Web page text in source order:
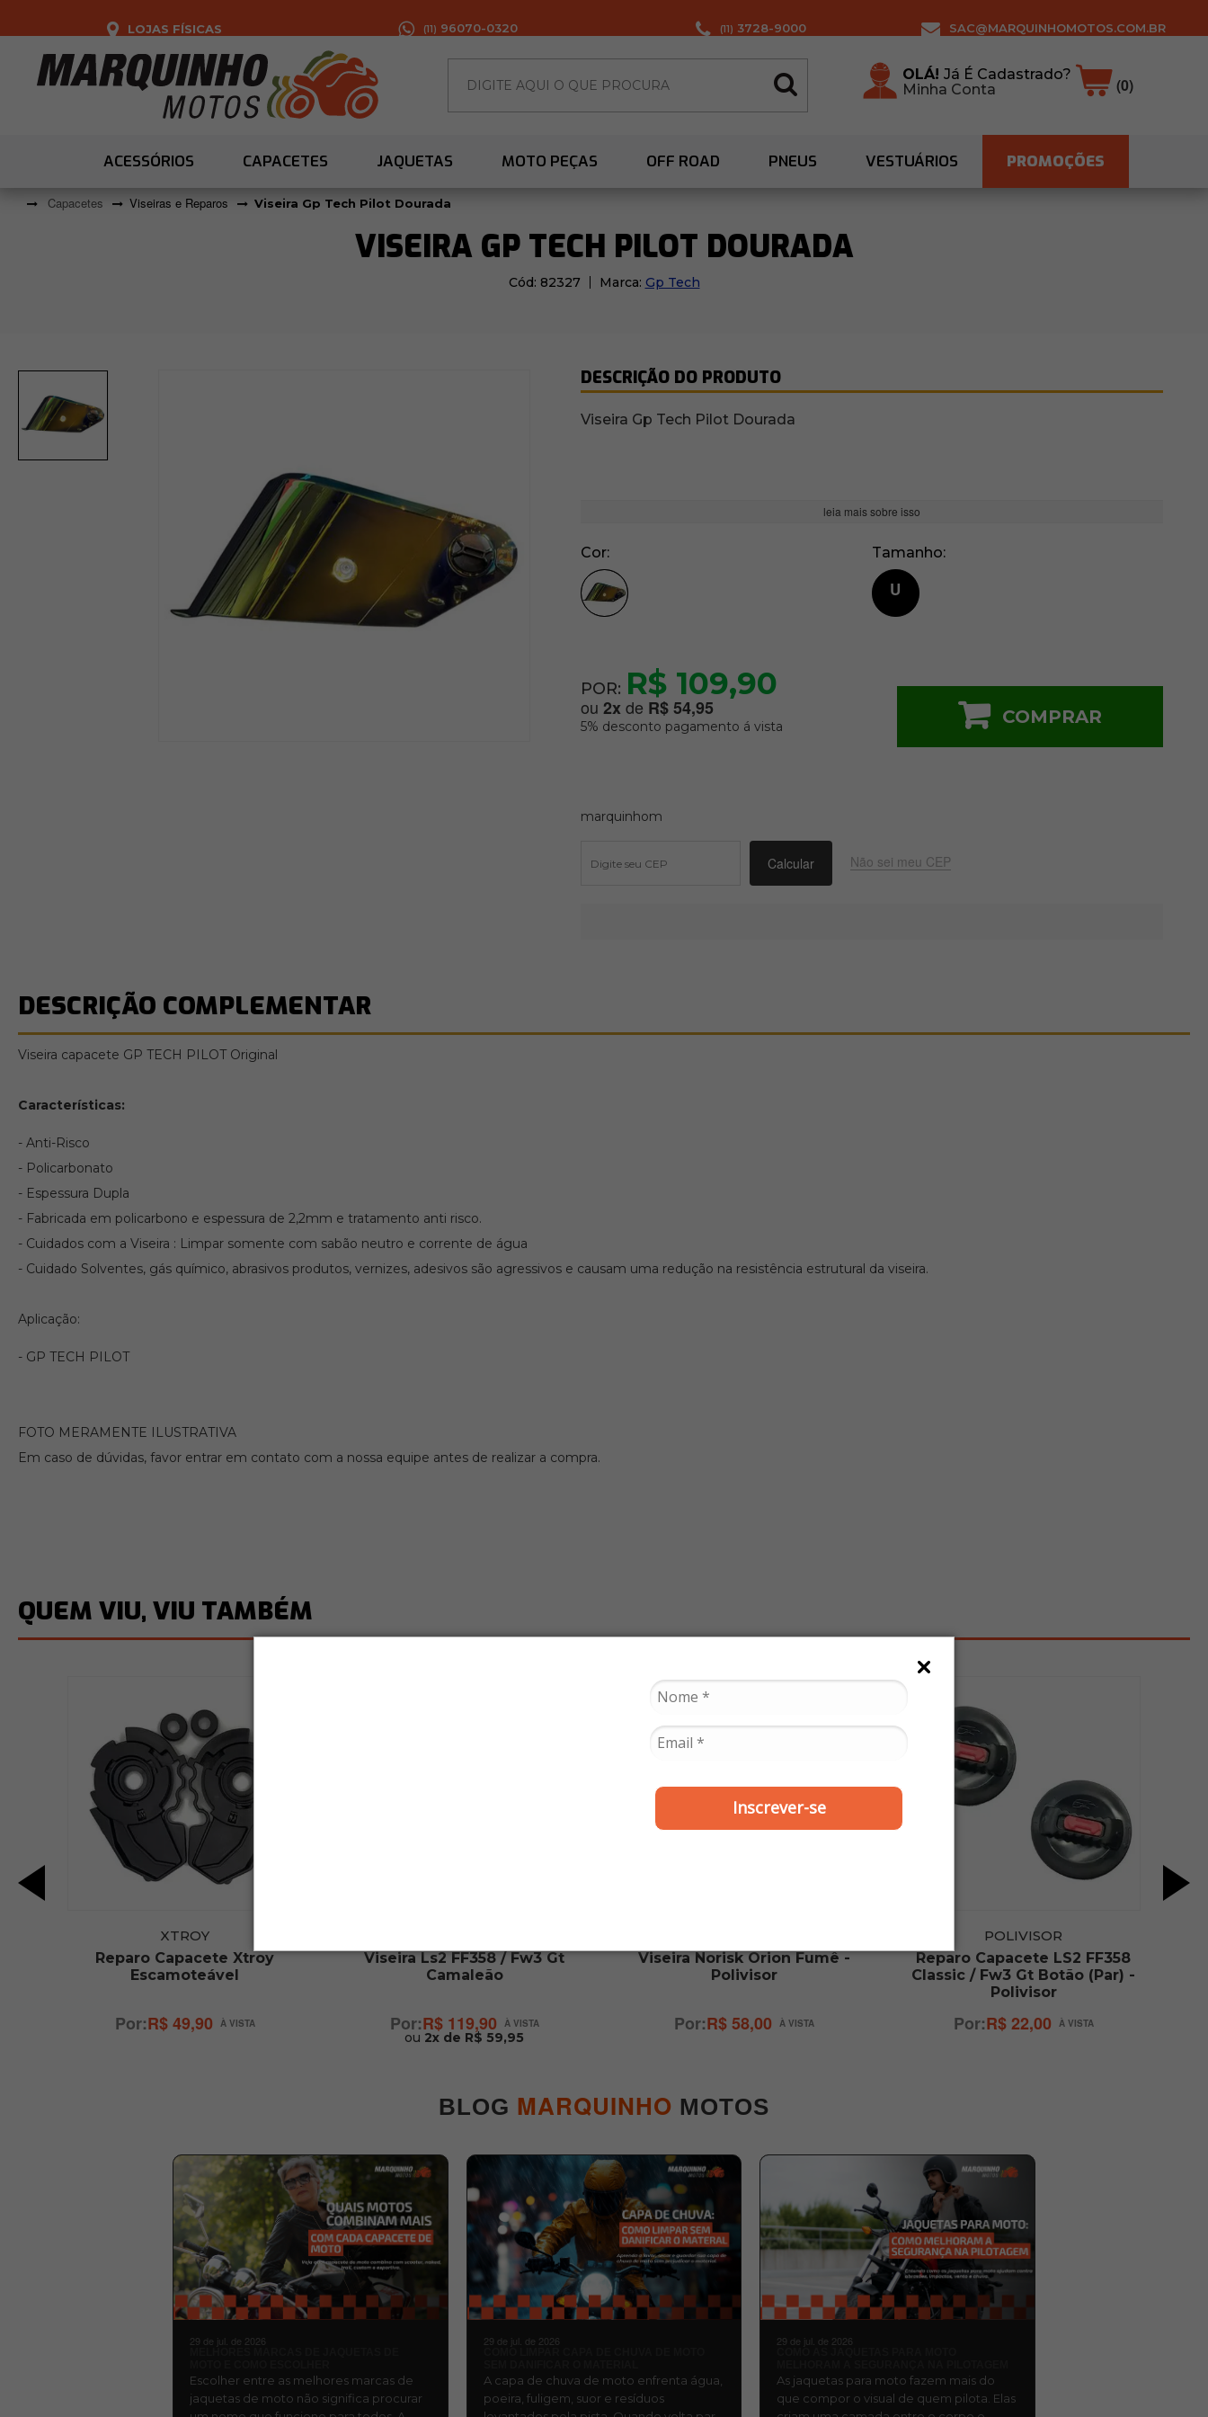
Inscrever-se
LOJAS FÍSICAS (11) 96070-0320 (11) 3728-9000 SAC@MARQUINHOMOTOS.COM.BR
OLÁ!Já É Cadastrado?
Minha Conta
(0)
ACESSÓRIOS CAPACETES JAQUETAS MOTO PEÇAS OFF ROAD PNEUS VESTUÁRIOS PROMOÇÕES
Capacetes Viseiras e Reparos Viseira Gp Tech Pilot Dourada
VISEIRA GP TECH PILOT DOURADA
Cód: 82327 Marca: Gp Tech
DESCRIÇÃO DO PRODUTO
Viseira Gp Tech Pilot Dourada
leia mais sobre isso
Cor Tamanho
U
POR: R$ 109,90
ou 2xde R$ 54,95
5% desconto pagamento á vista COMPRAR
marquinhom
Não sei meu CEP
DESCRIÇÃO COMPLEMENTAR
Viseira capacete GP TECH PILOT Original
Características:
- Anti-Risco
- Policarbonato
- Espessura Dupla
- Fabricada em policarbono e espessura de 2,2mm e tratamento anti risco.
- Cuidados com a Viseira : Limpar somente com sabão neutro e corrente de água
- Cuidado Solventes, gás químico, abrasivos produtos, vernizes, adesivos são agressivos e causam uma redução na resistência estrutural da viseira.
Aplicação:
- GP TECH PILOT
FOTO MERAMENTE ILUSTRATIVA
Em caso de dúvidas, favor entrar em contato com a nossa equipe antes de realizar a compra.
QUEM VIU, VIU TAMBÉM
XTROY
Reparo Capacete Xtroy
Escamoteável
R$ 49,90
Viseira Ls2 FF358 / Fw3 Gt
Camaleão
R$ 119,90
ou 2x de R$ 59,95
Viseira Norisk Orion Fumê -
Polivisor
R$ 58,00
POLIVISOR
Reparo Capacete LS2 FF358
Classic / Fw3 Gt Botão (Par) -
Polivisor
R$ 22,00
BLOG MARQUINHO MOTOS
29 de jul. de 2026
Escolher entre as melhores marcas de
jaquetas de moto não significa procurar
29 de jul. de 2026
A capa de chuva de moto enfrenta água,
poeira, fuligem, suor e resíduos
29 de jul. de 2026
As jaquetas para moto fazem mais do
que compor o visual de quem pilota. Elas